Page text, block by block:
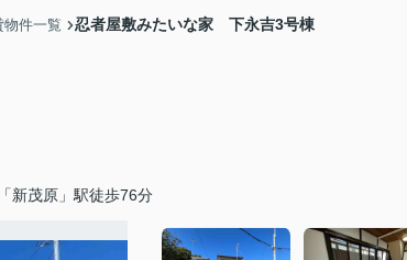
物件一覧 忍者屋敷みたいな家 下永吉3号棟
新茂原」駅徒歩76分